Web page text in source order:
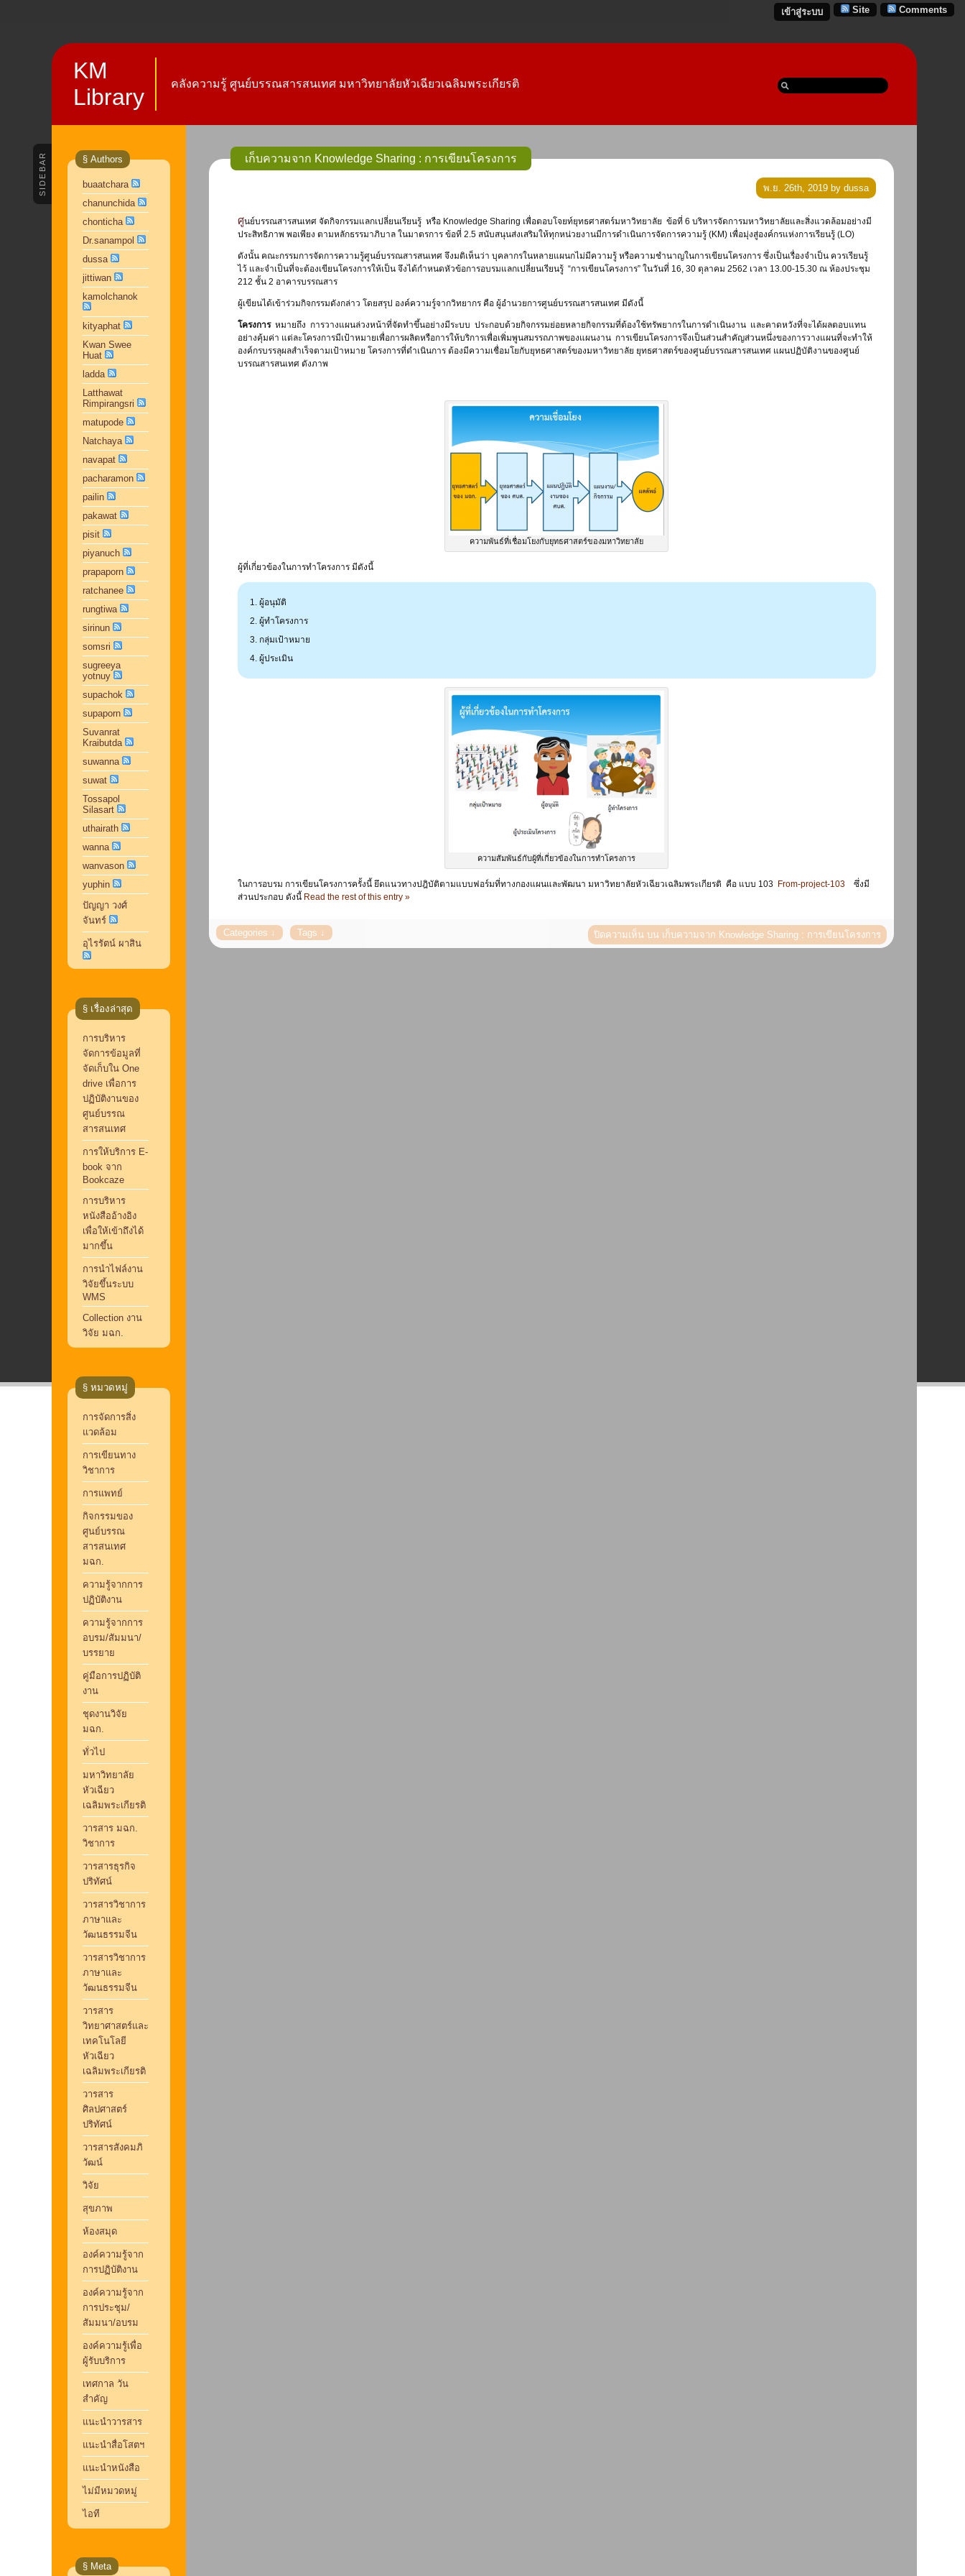
Comments
Site
เข้าสู่ระบบ
KM
Library
คลังความรู้ ศูนย์บรรณสารสนเทศ มหาวิทยาลัยหัวเฉียวเฉลิมพระเกียรติ
SIDEBAR § Authors
buaatchara
chanunchida
chonticha
Dr.sanampol
dussa
jittiwan
kamolchanok
kityaphat
Kwan Swee
Huat
ladda
Latthawat
Rimpirangsri
matupode
Natchaya
navapat
pacharamon
pailin
pakawat
pisit
piyanuch
prapaporn
ratchanee
rungtiwa
sirinun
somsri
sugreeya
yotnuy
supachok
supaporn
Suvanrat
Kraibutda
suwanna
suwat
Tossapol
Silasart
uthairath
wanna
wanvason
yuphin
ปัญญา วงศ์
จันทร์
อุไรรัตน์ ผาสิน
§ เรื่องล่าสุด
การบริหาร
จัดการข้อมูลที่
จัดเก็บใน One
drive เพื่อการ
ปฏิบัติงานของ
ศูนย์บรรณ
สารสนเทศ
การให้บริการ E-
book จาก
Bookcaze
การบริหาร
หนังสืออ้างอิง
เพื่อให้เข้าถึงได้
มากขึ้น
การนำไฟล์งาน
วิจัยขึ้นระบบ
WMS
Collection งาน
วิจัย มฉก.
§ หมวดหมู่
การจัดการสิ่ง
แวดล้อม
การเขียนทาง
วิชาการ
การแพทย์
กิจกรรมของ
ศูนย์บรรณ
สารสนเทศ
มฉก.
ความรู้จากการ
ปฏิบัติงาน
ความรู้จากการ
อบรม/สัมมนา/
บรรยาย
คู่มือการปฏิบัติ
งาน
ชุดงานวิจัย
มฉก.
ทั่วไป
มหาวิทยาลัย
หัวเฉียว
เฉลิมพระเกียรติ
วารสาร มฉก.
วิชาการ
วารสารธุรกิจ
ปริทัศน์
วารสารวิชาการ
ภาษาและ
วัฒนธรรมจีน
วารสารวิชาการ
ภาษาและ
วัฒนธรรมจีน
วารสาร
วิทยาศาสตร์และ
เทคโนโลยี
หัวเฉียว
เฉลิมพระเกียรติ
วารสาร
ศิลปศาสตร์
ปริทัศน์
วารสารสังคมภิ
วัฒน์
วิจัย
สุขภาพ
ห้องสมุด
องค์ความรู้จาก
การปฏิบัติงาน
องค์ความรู้จาก
การประชุม/
สัมมนา/อบรม
องค์ความรู้เพื่อ
ผู้รับบริการ
เทศกาล วัน
สำคัญ
แนะนำวารสาร
แนะนำสื่อโสตฯ
แนะนำหนังสือ
ไม่มีหมวดหมู่
ไอที
§ Meta
เก็บความจาก Knowledge Sharing : การเขียนโครงการ
พ.ย. 26th, 2019 by dussa
ศูนย์บรรณสารสนเทศ จัดกิจกรรมแลกเปลี่ยนเรียนรู้ หรือ Knowledge Sharing เพื่อตอบโจยท์ยุทธศาสตร์มหาวิทยาลัย ข้อที่ 6 บริหารจัดการมหาวิทยาลัยและสิ่งแวดล้อมอย่างมี
ประสิทธิภาพ พอเพียง ตามหลักธรรมาภิบาล ในมาตรการ ข้อที่ 2.5 สนับสนุนส่งเสริมให้ทุกหน่วยงานมีการดำเนินการจัดการความรู้ (KM) เพื่อมุ่งสู่องค์กรแห่งการเรียนรู้ (LO)
ดังนั้น คณะกรรมการจัดการความรู้ศูนย์บรรณสารสนเทศ จึงมติเห็นว่า บุคลากรในหลายแผนกไม่มีความรู้ หรือความชำนาญในการเขียนโครงการ ซึ่งเป็นเรื่องจำเป็น ควรเรียนรู้
ไว้ และจำเป็นที่จะต้องเขียนโครงการให้เป็น จึงได้กำหนดหัวข้อการอบรมแลกเปลี่ยนเรียนรู้ “การเขียนโครงการ” ในวันที่ 16, 30 ตุลาคม 2562 เวลา 13.00-15.30 ณ ห้องประชุม
212 ชั้น 2 อาคารบรรณสาร
ผู้เขียนได้เข้าร่วมกิจกรรมดังกล่าว โดยสรุป องค์ความรู์จากวิทยากร คือ ผู้อำนวยการศูนย์บรรณสารสนเทศ มีดังนี้
โครงการหมายถึง การวางแผนล่วงหน้าที่จัดทำขึ้นอย่างมีระบบ ประกอบด้วยกิจกรรมย่อยหลายกิจกรรมที่ต้องใช้ทรัพยากรในการดำเนินงาน และคาดหวังที่จะได้ผลตอบแทน
อย่างคุ้มค่า แต่ละโครงการมีเป้าหมายเพื่อการผลิตหรือการให้บริการเพื่อเพิ่มพูนสมรรถภาพของแผนงาน การเขียนโครงการจึงเป็นส่วนสำคัญส่วนหนึ่งของการวางแผนที่จะทำให้
องค์กรบรรลุผลสำเร็จตามเป้าหมาย โครงการที่ดำเนินการ ต้องมีความเชื่อมโยกับยุทธศาสตร์ของมหาวิทยาลัย ยุทธศาสตร์ของศูนย์บรรณสารสนเทศ แผนปฏิบัติงานของศูนย์
บรรณสารสนเทศ ดังภาพ
ความพันธ์ที่เชื่อมโยงกับยุทธศาสตร์ของมหาวิทยาลัย
ผู้ที่เกี่ยวข้องในการทำโครงการ มีดังนี้
ผู้อนุมัติ
ผู้ทำโครงการ
กลุ่มเป้าหมาย
ผู้ประเมิน
ความสัมพันธ์กับผู้ที่เกี่ยวข้องในการทำโครงการ
ในการอบรม การเขียนโครงการครั้งนี้ ยึดแนวทางปฎิบัติตามแบบฟอร์มที่ทางกองแผนและพัฒนา มหาวิทยาลัยหัวเฉียวเฉลิมพระเกียรติ คือ แบบ 103 From-project-103ซึ่งมี
ส่วนประกอบ ดังนี้ Read the rest of this entry »
ปิดความเห็น บน เก็บความจาก Knowledge Sharing : การเขียนโครงการ